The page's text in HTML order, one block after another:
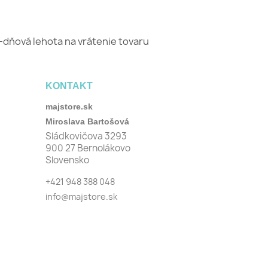
dňová lehota na vrátenie tovaru
KONTAKT
majstore.sk
Miroslava Bartošová
Sládkovičova 3293
900 27 Bernolákovo
Slovensko
+421 948 388 048
info@majstore.sk